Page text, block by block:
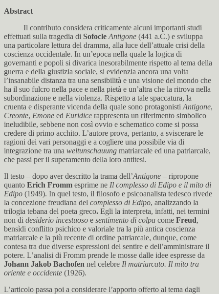
Abstract
Il contributo considera criticamente alcuni importanti studi
effettuati sulla tragedia di Sofocle Antigone (441 a.C.) e sviluppa
una particolare lettura del dramma, alla luce dell’attuale crisi della
coscienza occidentale. In un’epoca nella quale la logica di
governanti e popoli si divarica inesorabilmente rispetto al tema della
guerra e della giustizia sociale, si evidenzia ancora una volta
l’insanabile distanza tra una sensibilità e una visione del mondo che
ha il suo fulcro nella pace e nella pietà e un’altra che la ritrova nella
subordinazione e nella violenza. Rispetto a tale spaccatura, la
cruenta e disperante vicenda della quale sono protagonisti Antigone,
Creonte, Emone ed Euridice rappresenta un riferimento simbolico
ineludibile, sebbene non così ovvio e schematico come si possa
credere di primo acchito. L’autore prova, pertanto, a sviscerare le
ragioni dei vari personaggi e a cogliere una possibile via di
integrazione tra una weltunschauung matriarcale ed una patriarcale,
che passi per il superamento della loro antitesi.
Il testo – dopo aver descritto la trama dell’Antigone – ripropone
quanto Erich Fromm esprime ne Il complesso di Edipo e il mito di
Edipo (1949). In quel testo, il filosofo e psicoanalista tedesco rivede
la concezione freudiana del complesso di Edipo, analizzando la
trilogia tebana del poeta greco. Egli la interpreta, infatti, nei termini
non di desiderio incestuoso e sentimento di colpa come Freud,
bensìdi conflitto psichico e valoriale tra la più antica coscienza
matriarcale e la più recente di ordine patriarcale, dunque, come
contesa tra due diverse espressioni del sentire e dell’amministrare il
potere. L’analisi di Fromm prende le mosse dalle idee espresse da
Johann Jakob Bachofen nel celebre Il matriarcato. Il mito tra
oriente e occidente (1926).
L’articolo passa poi a considerare l’apporto offerto al tema dagli